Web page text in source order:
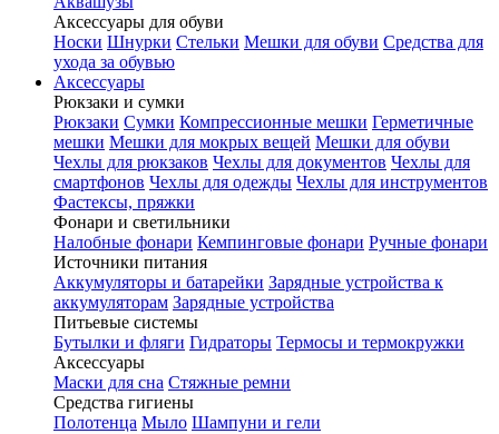
Аксессуары для обуви
Носки Шнурки Стельки Мешки для обуви Средства для
ухода за обувью
Аксессуары
Рюкзаки и сумки
Рюкзаки Сумки Компрессионные мешки Герметичные
мешки Мешки для мокрых вещей Мешки для обуви
Чехлы для рюкзаков Чехлы для документов Чехлы для
смартфонов Чехлы для одежды Чехлы для инструментов
Фастексы, пряжки
Фонари и светильники
Налобные фонари Кемпинговые фонари Ручные фонари
Источники питания
Аккумуляторы и батарейки Зарядные устройства к
аккумуляторам Зарядные устройства
Питьевые системы
Бутылки и фляги Гидраторы Термосы и термокружки
Аксессуары
Маски для сна Стяжные ремни
Средства гигиены
Полотенца Мыло Шампуни и гели